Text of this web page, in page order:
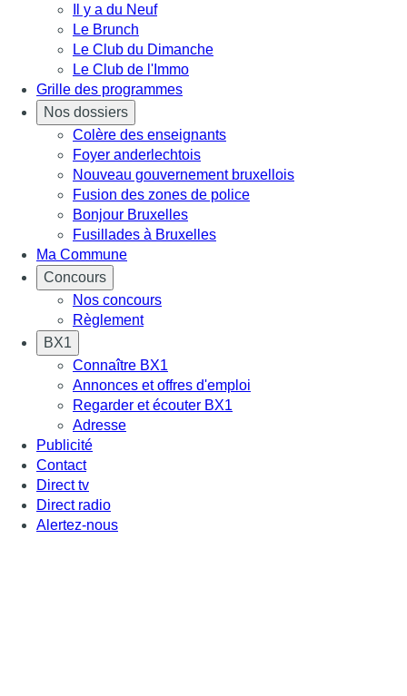
Il y a du Neuf
Le Brunch
Le Club du Dimanche
Le Club de l'Immo
Grille des programmes
Nos dossiers
Colère des enseignants
Foyer anderlechtois
Nouveau gouvernement bruxellois
Fusion des zones de police
Bonjour Bruxelles
Fusillades à Bruxelles
Ma Commune
Concours
Nos concours
Règlement
BX1
Connaître BX1
Annonces et offres d'emploi
Regarder et écouter BX1
Adresse
Publicité
Contact
Direct tv
Direct radio
Alertez-nous